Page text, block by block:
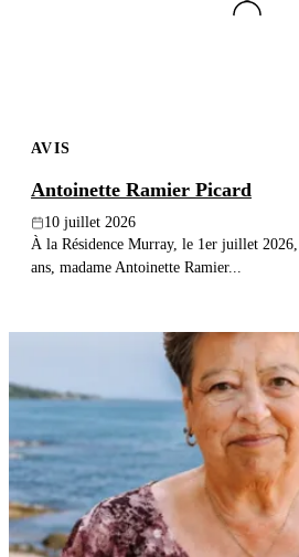
AVIS
Antoinette Ramier Picard
10 juillet 2026
À la Résidence Murray, le 1er juillet 2026,
ans, madame Antoinette Ramier...